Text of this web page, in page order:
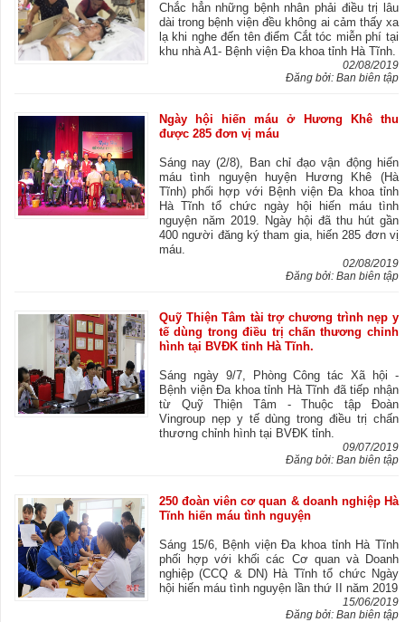
Chắc hẳn những bệnh nhân phải điều trị lâu
dài trong bệnh viện đều không ai cảm thấy xa
lạ khi nghe đến tên điểm Cắt tóc miễn phí tại
khu nhà A1- Bệnh viện Đa khoa tỉnh Hà Tĩnh.
02/08/2019
Đăng bởi: Ban biên tập
Ngày hội hiến máu ở Hương Khê thu
được 285 đơn vị máu
Sáng nay (2/8), Ban chỉ đạo vận động hiến
máu tình nguyện huyện Hương Khê (Hà
Tĩnh) phối hợp với Bệnh viện Đa khoa tỉnh
Hà Tĩnh tổ chức ngày hội hiến máu tình
nguyện năm 2019. Ngày hội đã thu hút gần
400 người đăng ký tham gia, hiến 285 đơn vị
máu.
02/08/2019
Đăng bởi: Ban biên tập
Quỹ Thiện Tâm tài trợ chương trình nẹp y
tế dùng trong điều trị chấn thương chỉnh
hình tại BVĐK tỉnh Hà Tĩnh.
Sáng ngày 9/7, Phòng Công tác Xã hội -
Bệnh viện Đa khoa tỉnh Hà Tĩnh đã tiếp nhận
từ Quỹ Thiện Tâm - Thuộc tập Đoàn
Vingroup nẹp y tế dùng trong điều trị chấn
thương chỉnh hình tại BVĐK tỉnh.
09/07/2019
Đăng bởi: Ban biên tập
250 đoàn viên cơ quan & doanh nghiệp Hà
Tĩnh hiến máu tình nguyện
Sáng 15/6, Bệnh viện Đa khoa tỉnh Hà Tĩnh
phối hợp với khối các Cơ quan và Doanh
nghiệp (CCQ & DN) Hà Tĩnh tổ chức Ngày
hội hiến máu tình nguyện lần thứ II năm 2019
15/06/2019
Đăng bởi: Ban biên tập